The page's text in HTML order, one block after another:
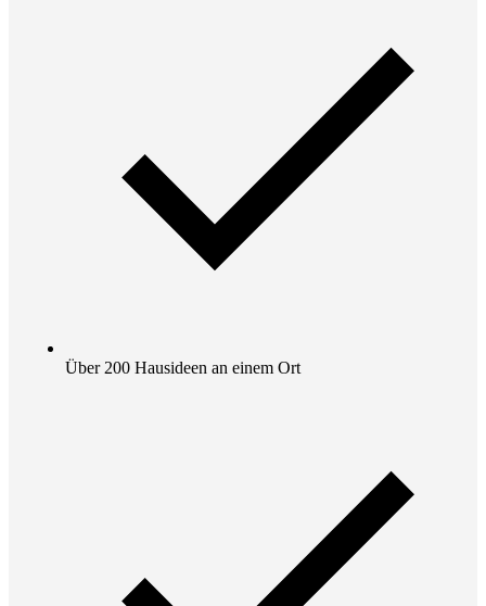
Über 200 Hausideen an einem Ort